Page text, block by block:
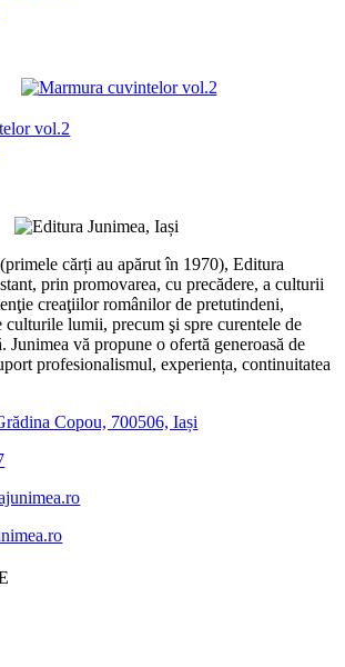
vol.2
cărți au apărut în 1970), Editura
prin promovarea, cu precădere, a culturii
creaţiilor românilor de pretutindeni,
culturile lumii, precum şi spre curentele de
Junimea vă propune o ofertă generoasă de
profesionalismul, experiența, continuitatea
Copou, 700506, Iași